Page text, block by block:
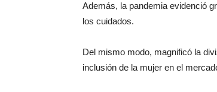
Además, la pandemia evidenció
los cuidados.
Del mismo modo, magnificó la
inclusión de la mujer en el